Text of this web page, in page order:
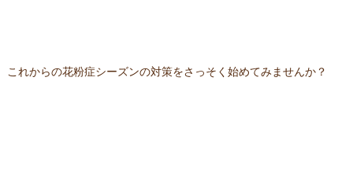
これからの花粉症シーズンの対策をさっそく始めてみませんか？